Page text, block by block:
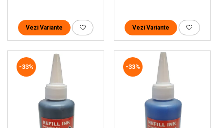
Vezi Variante Vezi Variante
-33% -33%